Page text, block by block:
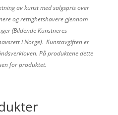
av kunst med salgspris over
og rettighetshavere gjennom
(Bildende Kunstneres
i Norge). Kunstavgiften er
På produktene dette
for produktet.